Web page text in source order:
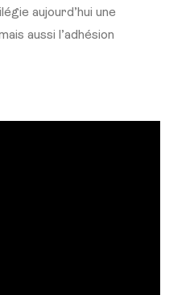
aujourd’hui une
aussi l’adhésion